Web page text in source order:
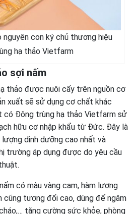
con ký chủ thương hiệu
hạ thảo Vietfarm
sợi nấm
thảo được nuôi cấy trên nguồn cơ
xuất sẽ sử dụng cơ chất khác
có Đông trùng hạ thảo Vietfarm sử
hữu cơ nhập khẩu từ Đức. Đây là
dinh dưỡng cao nhất và
trường áp dụng được do yêu cầu
có màu vàng cam, hàm lượng
cũng tương đối cao, dùng để ngâm
tăng cường sức khỏe, phòng